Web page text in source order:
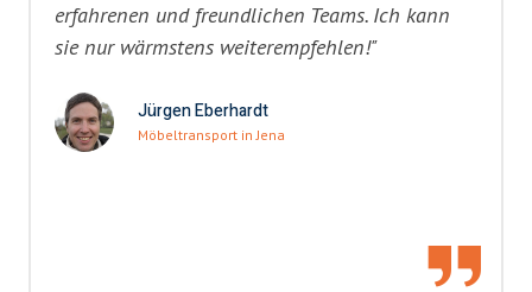
erfahrenen und freundlichen Teams. Ich kann
sie nur wärmstens weiterempfehlen!"
Jürgen Eberhardt
Möbeltransport in Jena